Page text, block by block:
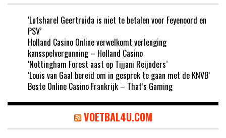
‘Lutsharel Geertruida is niet te betalen voor Feyenoord en
PSV’
Holland Casino Online verwelkomt verlenging
kansspelvergunning – Holland Casino
‘Nottingham Forest aast op Tijjani Reijnders’
‘Louis van Gaal bereid om in gesprek te gaan met de KNVB’
Beste Online Casino Frankrijk – That’s Gaming
VOETBAL4U.COM